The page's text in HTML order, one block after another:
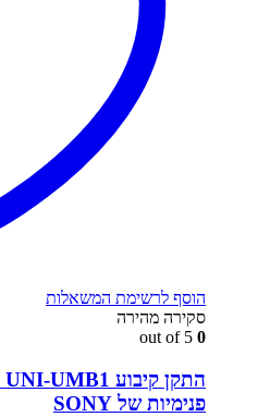
הוסף לרשימת המשאלות
סקירה מהירה
0
פנימיות של SONY